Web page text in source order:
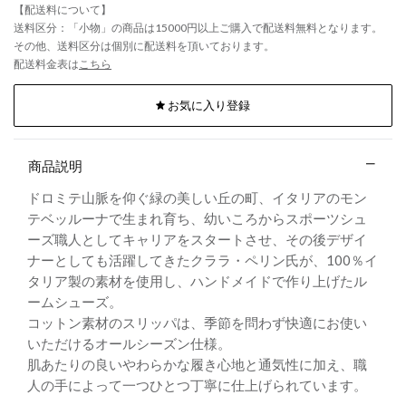
【配送料について】
送料区分：「小物」の商品は15000円以上ご購入で配送料無料となります。
その他、送料区分は個別に配送料を頂いております。
配送料金表は こちら
お気に入り登録
商品説明
ドロミテ山脈を仰ぐ緑の美しい丘の町、イタリアのモン
テベッルーナで生まれ育ち、幼いころからスポーツシュ
ーズ職人としてキャリアをスタートさせ、その後デザイ
ナーとしても活躍してきたクララ・ペリン氏が、100％イ
タリア製の素材を使用し、ハンドメイドで作り上げたル
ームシューズ。
コットン素材のスリッパは、季節を問わず快適にお使い
いただけるオールシーズン仕様。
肌あたりの良いやわらかな履き心地と通気性に加え、職
人の手によって一つひとつ丁寧に仕上げられています。